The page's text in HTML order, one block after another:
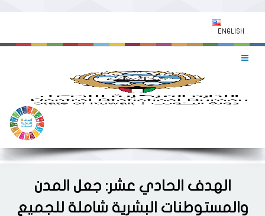
ENGLISH
الهدف الحادي عشر: جعل المدن
والمستوطنات البشرية شاملة للجميع